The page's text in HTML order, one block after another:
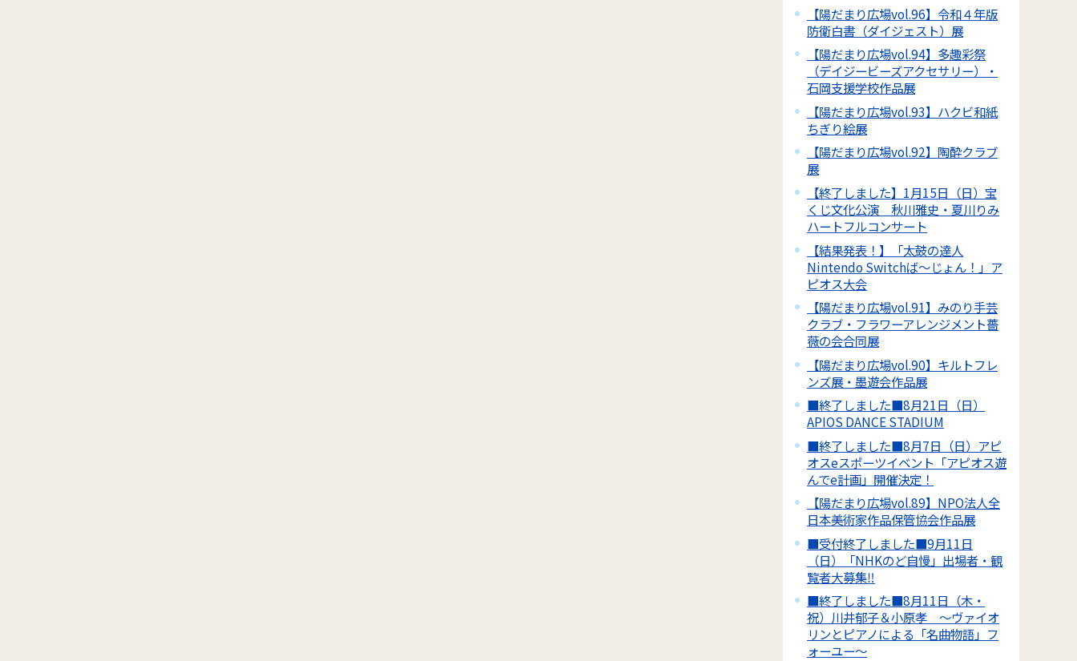
【陽だまり広場vol.96】令和４年版
防衛白書（ダイジェスト）展
【陽だまり広場vol.94】多趣彩祭
（デイジービーズアクセサリー）・
石岡支援学校作品展
【陽だまり広場vol.93】ハクビ和紙
ちぎり絵展
【陽だまり広場vol.92】陶酔クラブ
展
【終了しました】1月15日（日）宝
くじ文化公演 秋川雅史・夏川りみ
ハートフルコンサート
【結果発表！】「太鼓の達人
Nintendo Switchば～じょん！」ア
ピオス大会
【陽だまり広場vol.91】みのり手芸
クラブ・フラワーアレンジメント薔
薇の会合同展
【陽だまり広場vol.90】キルトフレ
ンズ展・墨遊会作品展
■終了しました■8月21日（日）
APIOS DANCE STADIUM
■終了しました■8月7日（日）アピ
オスeスポーツイベント「アピオス遊
んでe計画」開催決定！
【陽だまり広場vol.89】NPO法人全
日本美術家作品保管協会作品展
■受付終了しました■9月11日
（日）「NHKのど自慢」出場者・観
覧者大募集‼
■終了しました■8月11日（木・
祝）川井郁子＆小原孝 ～ヴァイオ
リンとピアノによる「名曲物語」フ
ォーユー～